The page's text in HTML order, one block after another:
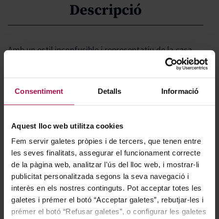
Consentiment Detalls Informació
Aquest lloc web utilitza cookies
Fem servir galetes pròpies i de tercers, que tenen entre
les seves finalitats, assegurar el funcionament correcte
de la pàgina web, analitzar l'ús del lloc web, i mostrar-li
publicitat personalitzada segons la seva navegació i
interès en els nostres continguts. Pot acceptar totes les
galetes i prémer el botó “Acceptar galetes”, rebutjar-les i
prémer el botó “Refusar galetes”, o configurar les galetes
Descripció
Amb un estil inconfusible i representatiu de la casa,
aquesta proposta es distingeix per la seva elegància i
delicadesa, mostrant un caràcter femení i refinat. El
seu equilibri perfecte entre frescor i suavitat la
converteix en una opció ideal per a qui busca
Gastronomía
Perfecte per gaudir com a aperitiu, aquest vi armonitza
especialment bé amb marisc, així com amb peixos tant